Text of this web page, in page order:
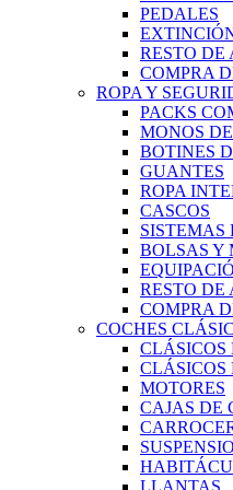
PEDALES
RESTO DE
COMPRA
ROPA Y
PACKS
MONOS
BOTINES
GUANTES
ROPA
CASCOS
SISTEMAS
BOLSAS Y
RESTO DE
COMPRA
COCHES
CLÁSICOS
CLÁSICOS
MOTORES
CAJAS DE
LLANTAS